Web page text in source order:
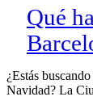
Qué
¿Estás
Navidad? La